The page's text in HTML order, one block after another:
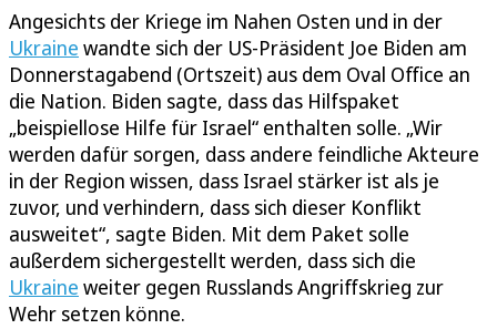
Angesichts der Kriege im Nahen Osten und in der
Ukraine wandte sich der US-Präsident Joe Biden am
Donnerstagabend (Ortszeit) aus dem Oval Office an
die Nation. Biden sagte, dass das Hilfspaket
„beispiellose Hilfe für Israel“ enthalten solle. „Wir
werden dafür sorgen, dass andere feindliche Akteure
in der Region wissen, dass Israel stärker ist als je
zuvor, und verhindern, dass sich dieser Konflikt
ausweitet“, sagte Biden. Mit dem Paket solle
außerdem sichergestellt werden, dass sich die
Ukraine weiter gegen Russlands Angriffskrieg zur
Wehr setzen könne.